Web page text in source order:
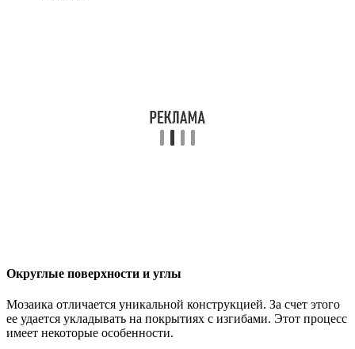
Округлые поверхности и углы
Мозаика отличается уникальной конструкцией. За счет этого
ее удается укладывать на покрытиях с изгибами. Этот процесс
имеет некоторые особенности.